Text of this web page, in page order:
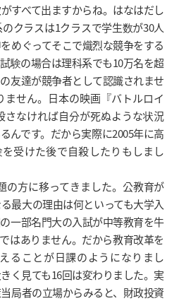
すべて出ますからね。はなはだし
クラスは1クラスで学生数が30人
めぐってそこで熾烈な競争をする
験の場合は理科系でも10万名を超
友達が競争者として認識されませ
ません。日本の映画『バトルロイ
さなければ自分が死ぬような状況
んです。だから実際に2005年に高
受けた後で自殺したりもしまし
の方に移ってきました。公教育が
最大の理由は何といっても大学入
一部名門大の入試が中等教育を牛
はありません。だから教育改革を
ることが日課のようになりまし
く見ても16回は変わりました。実
局者の立場からみると、財政投資